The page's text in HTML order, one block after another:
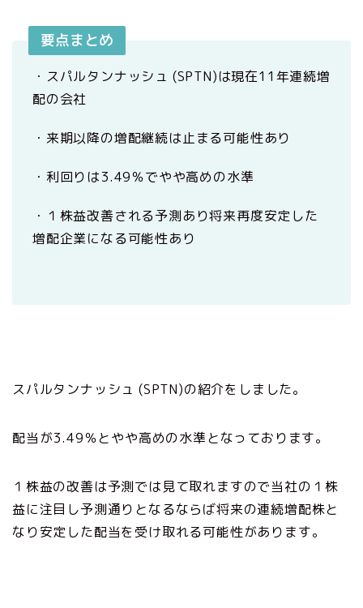
要点まとめ
・スパルタンナッシュ (SPTN)は現在11年連続増
配の会社
・来期以降の増配継続は止まる可能性あり
・利回りは3.49％でやや高めの水準
・１株益改善される予測あり将来再度安定した
増配企業になる可能性あり
スパルタンナッシュ (SPTN)の紹介をしました。
配当が3.49％とやや高めの水準となっております。
１株益の改善は予測では見て取れますので当社の１株
益に注目し予測通りとなるならば将来の連続増配株と
なり安定した配当を受け取れる可能性があります。